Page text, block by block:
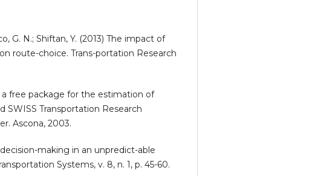
G. N.; Shiftan, Y. (2013) The impact of
route-choice. Trans-portation Research
a free package for the estimation of
SWISS Transportation Research
Ascona, 2003.
making in an unpredict-able
Systems, v. 8, n. 1, p. 45-60.